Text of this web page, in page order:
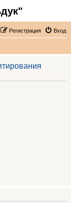
Вход
Регистрация